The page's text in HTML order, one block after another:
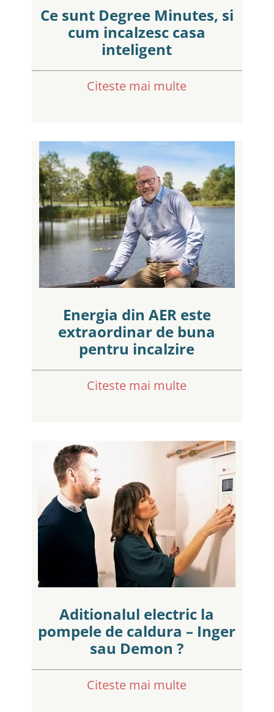
Ce sunt Degree Minutes, si
cum incalzesc casa
inteligent
Citeste mai multe
Energia din AER este
extraordinar de buna
pentru incalzire
Citeste mai multe
Aditionalul electric la
pompele de caldura – Inger
sau Demon ?
Citeste mai multe